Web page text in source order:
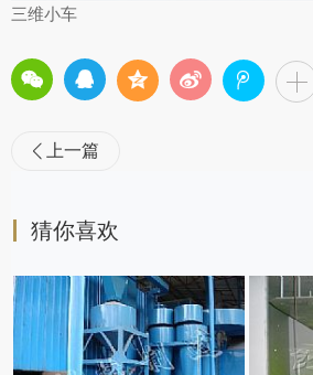
三维小车
 上一篇
猜你喜欢